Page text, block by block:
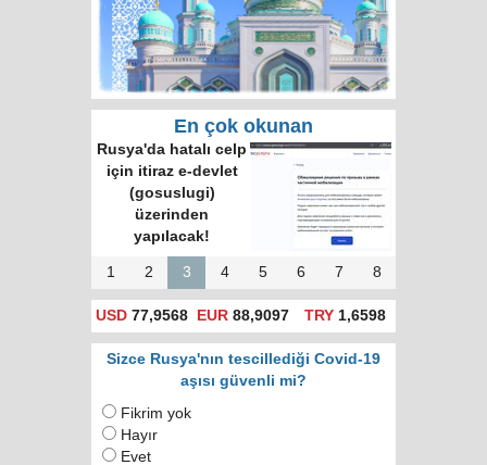
En çok okunan
Rusya'da hatalı celp
için itiraz e-devlet
(gosuslugi)
üzerinden
yapılacak!
1 2 3 4 5 6 7 8
USD 77,9568 EUR 88,9097 TRY1,6598
Sizce Rusya'nın tescillediği Covid-19
aşısı güvenli mi?
Fikrim yok
Hayır
Evet